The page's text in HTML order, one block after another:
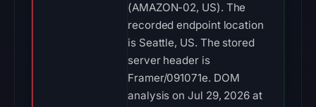
(AMAZON-02, US). The
recorded endpoint location
is Seattle, US. The stored
server header is
Framer/091071e. DOM
analysis on Jul 29, 2026 at